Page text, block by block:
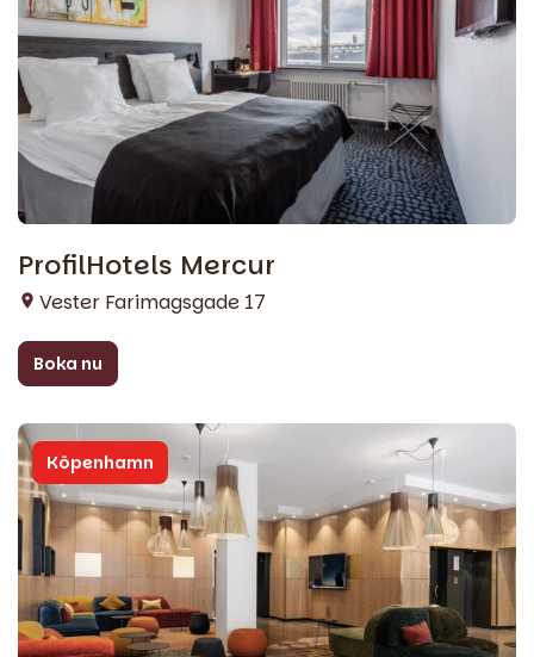
ProfilHotels Mercur
Vester Farimagsgade 17
Boka nu
Köpenhamn